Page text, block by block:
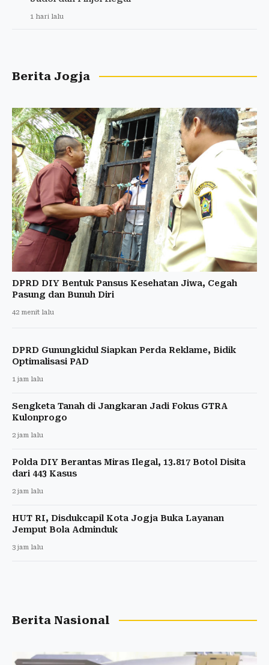
1 hari lalu
Berita Jogja
DPRD DIY Bentuk Pansus Kesehatan Jiwa, Cegah
Pasung dan Bunuh Diri
42 menit lalu
DPRD Gunungkidul Siapkan Perda Reklame, Bidik
Optimalisasi PAD
1 jam lalu
Sengketa Tanah di Jangkaran Jadi Fokus GTRA
Kulonprogo
2 jam lalu
Polda DIY Berantas Miras Ilegal, 13.817 Botol Disita
dari 443 Kasus
2 jam lalu
HUT RI, Disdukcapil Kota Jogja Buka Layanan
Jemput Bola Adminduk
3 jam lalu
Berita Nasional